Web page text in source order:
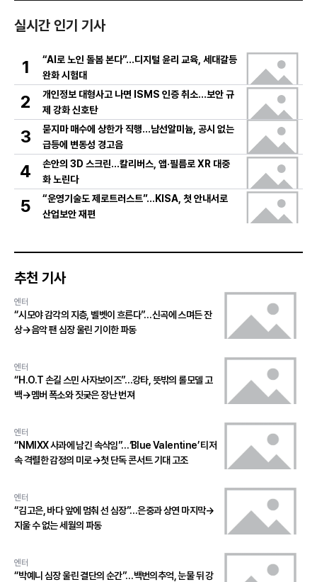
실시간 인기 기사
1
“AI로 노인 돌봄 본다”…디지털 윤리 교육, 세대갈등
완화 시험대
2
개인정보 대형사고 나면 ISMS 인증 취소…보안 규
제 강화 신호탄
3
묻지마 매수에 상한가 직행…남선알미늄, 공시 없는
급등에 변동성 경고음
4
손안의 3D 스크린…칼리버스, 앱·필름로 XR 대중
화 노린다
5
“운영기술도 제로트러스트”…KISA, 첫 안내서로
산업보안 재편
추천 기사
엔터
“시모야 감각의 지층, 벨벳이 흐른다”…신곡에 스며든 잔
상→음악 팬 심장 울린 기이한 파동
엔터
“H.O.T 손길 스민 사자보이즈”…강타, 뜻밖의 롤모델 고
백→멤버 폭소와 짓궂은 장난 번져
엔터
“NMIXX 사과에 남긴 속삭임”…‘Blue Valentine’ 티저
속 격렬한 감정의 미로→첫 단독 콘서트 기대 고조
엔터
“김고은, 바다 앞에 멈춰 선 심장”…은중과 상연 마지막→
지울 수 없는 세월의 파동
엔터
“박예니 심장 울린 결단의 순간”…백번의추억, 눈물 뒤 강